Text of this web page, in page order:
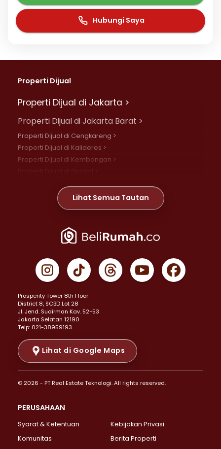
Hubungi Saya
Properti Dijual
Properti Dijual di Jakarta >
Properti Dijual di Jakarta Barat >
Properti Dijual di Cengkareng >
Properti Dijual di Kalideres >
Properti Dijual di Kembangan >
Properti Dijual di Meruya >
Properti Dijual di Jelambar >
Properti Dijual di Jakarta Pusat >
Properti Dijual di Gambir >
Properti Dijual di Johar Baru >
Properti Dijual di Menteng >
Properti Dijual di Senen >
Properti Dijual di Tanah Abang >
Properti Dijual di Cikini >
Properti Dijual di Kramat >
Properti Dijual di Pasar Baru >
Properti Dijual di Bendungan Hilir >
Properti Dijual di Jakarta Selatan >
Properti Dijual di Lebak Bulus >
Properti Dijual di Gandaria Selatan >
Properti Dijual di Pondok Labu >
Lihat Semua Tautan
Prosperity Tower 8th Floor
District 8, SCBD Lot 28
JI. Jend. Sudirman Kav. 52-53
Jakarta Selatan 12190
Telp: 021-38959193
Lihat di Google Maps
© 2026 - PT Real Estate Teknologi. All rights reserved.
PERUSAHAAN
Syarat & Ketentuan
Kebijakan Privasi
Komunitas
Berita Properti